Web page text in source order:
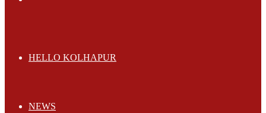
HELLO KOLHAPUR
NEWS